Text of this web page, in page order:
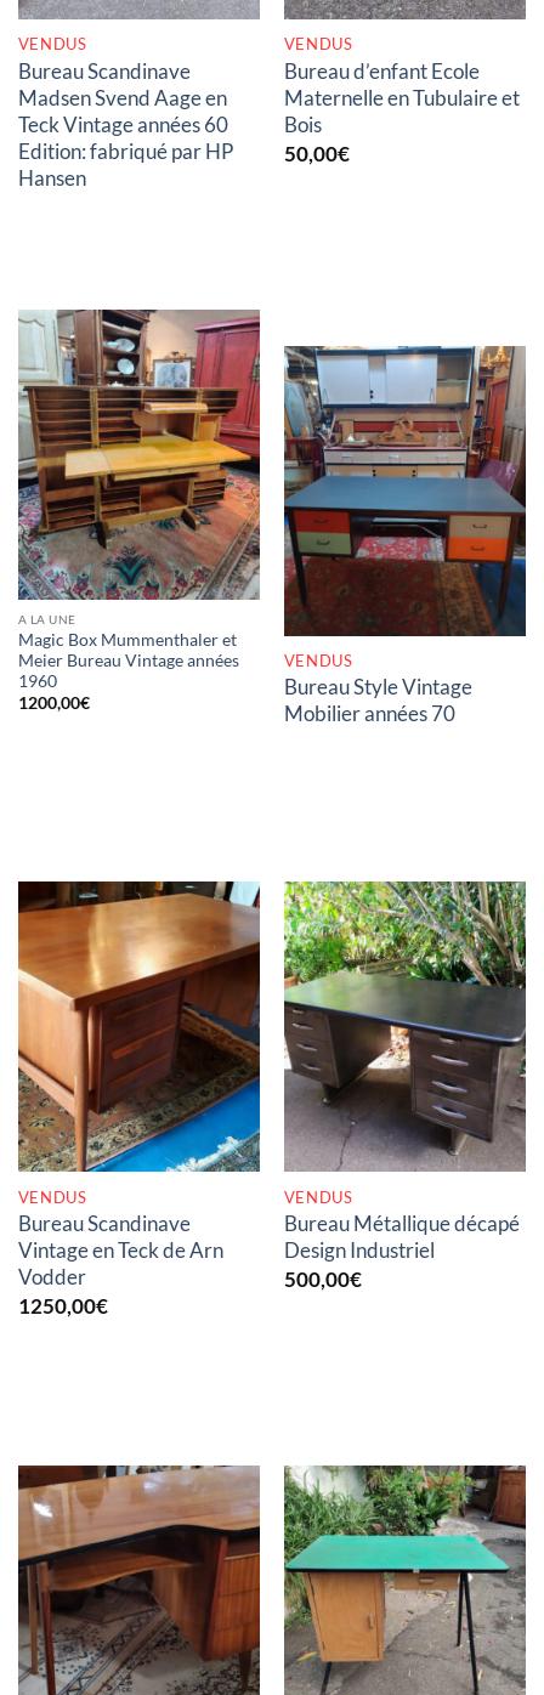
VENDUS
Bureau Scandinave
Madsen Svend Aage en
Teck Vintage années 60
Edition: fabriqué par HP
Hansen
VENDUS
Bureau d’enfant Ecole
Maternelle en Tubulaire et
Bois
50,00€
A LA UNE
Magic Box Mummenthaler et
Meier Bureau Vintage années
1960
1200,00€
RUPTURE DE STOCK
VENDUS
Bureau Style Vintage
Mobilier années 70
RUPTURE DE STOCK
VENDUS
Bureau Scandinave
Vintage en Teck de Arn
Vodder
1250,00€
RUPTURE DE STOCK
VENDUS
Bureau Métallique décapé
Design Industriel
500,00€
RUPTURE DE STOCK RUPTURE DE STOCK